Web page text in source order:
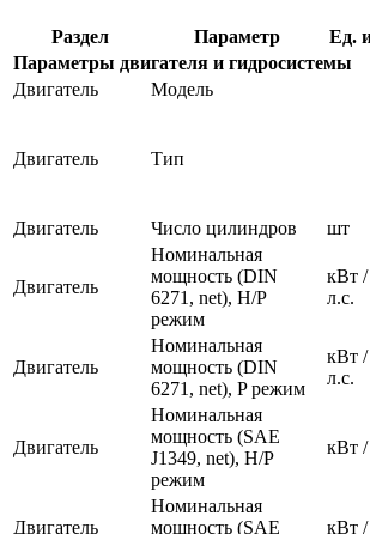
Раздел Параметр Ед.
Параметры двигателя и гидросистемы
Двигатель
Модель
Двигатель Тип
Двигатель
Число цилиндров шт
Двигатель
Номинальная
мощность (DIN
6271, net), H/P
режим
кВт /
л.с.
Двигатель
Номинальная
мощность (DIN
6271, net), P режим
кВт /
л.с.
Двигатель
Номинальная
мощность (SAE
J1349, net), H/P
режим
кВт
Двигатель
Номинальная
мощность (SAE
кВт